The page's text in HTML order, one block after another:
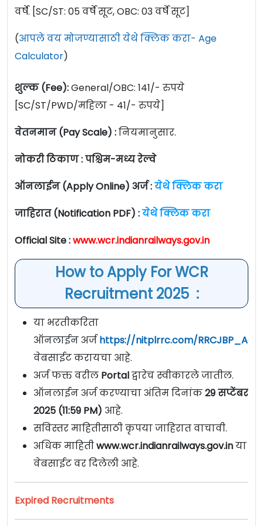
वर्षे. [SC/ST: 05 वर्षे सूट, OBC: 03 वर्षे सूट]
(आपले वय मोजण्यासाठी येथे क्लिक करा- Age
Calculator)
शुल्क (Fee):General/OBC: 141/- रुपये
[SC/ST/PWD/महिला - 41/- रुपये]
वेतनमान (Pay Scale) :नियमानुसार.
नोकरी ठिकाण : पश्चिम-मध्य रेल्वे
ऑनलाईन (Apply Online) अर्ज :येथे क्लिक करा
जाहिरात (Notification PDF) :येथे क्लिक करा
Official Site :www.wcr.indianrailways.gov.in
How to Apply For WCR
Recruitment 2025 :
या भरतीकरिता
ऑनलाईन अर्जhttps://nitplrrc.com/
वेबसाईट करायचा आहे.
अर्ज फक्त वरील Portalद्वारेच स्वीकारले जातील.
ऑनलाईन अर्ज करण्याचा अंतिम दिनांक29 सप्टेंबर
2025 (11:59 PM) आहे.
सविस्तर माहितीसाठी कृपया जाहिरात वाचावी.
अधिक माहितीwww.wcr.indianrailways.gov.inया
वेबसाईट वर दिलेली आहे.
Expired Recruitments